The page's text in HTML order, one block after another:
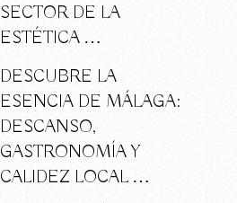
SECTOR DE LA
ESTÉTICA …
DESCUBRE LA
ESENCIA DE MÁLAGA:
DESCANSO,
GASTRONOMÍA Y
CALIDEZ LOCAL …